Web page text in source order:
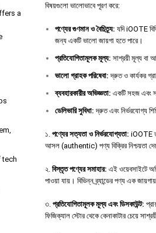
a
tech
বিষয়গুলো ভালোভাবে পূরণ করে:
পণ্যের গুণমান ও বৈচিত্র্য: যদি iOOTE
জন্য একটি ভালো জায়গা হতে পারে।
প্রতিযোগিতামূলক মূল্য: সাশ্রয়ী মূল্য বা
ভালো গ্রাহক পরিষেবা: দ্রুত ও কার্যকর
ব্যবহারকারীর অভিজ্ঞতা: একটি সহজ এবং
ডেলিভারি সুবিধা: দ্রুত এবং নির্ভরযোগ্য
১. পণ্যের সত্যতা ও নির্ভরযোগ্যতা: iOOTE
আসল (authentic) পণ্য বিক্রির নিশ্চয়তা
২. বিস্তৃত পণ্যের সমাহার: এই ওয়েবসাইটে
পাওয়া যায়। বিভিন্ন ব্র্যান্ডের পণ্য এক
৩. প্রতিযোগিতামূলক মূল্য এবং ডিসকাউন্ট:
ফিজিক্যাল স্টোর থেকে কেনাকাটার চেয়ে